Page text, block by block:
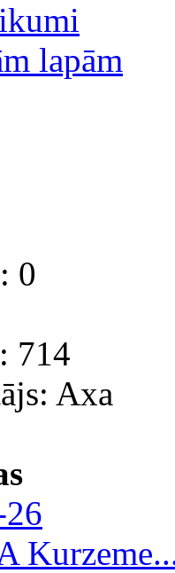
lapām
0
714
Axa